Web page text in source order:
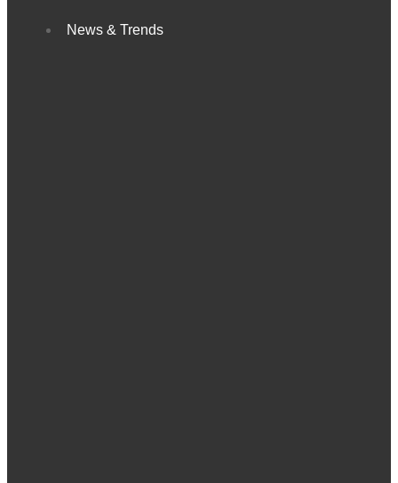
News & Trends